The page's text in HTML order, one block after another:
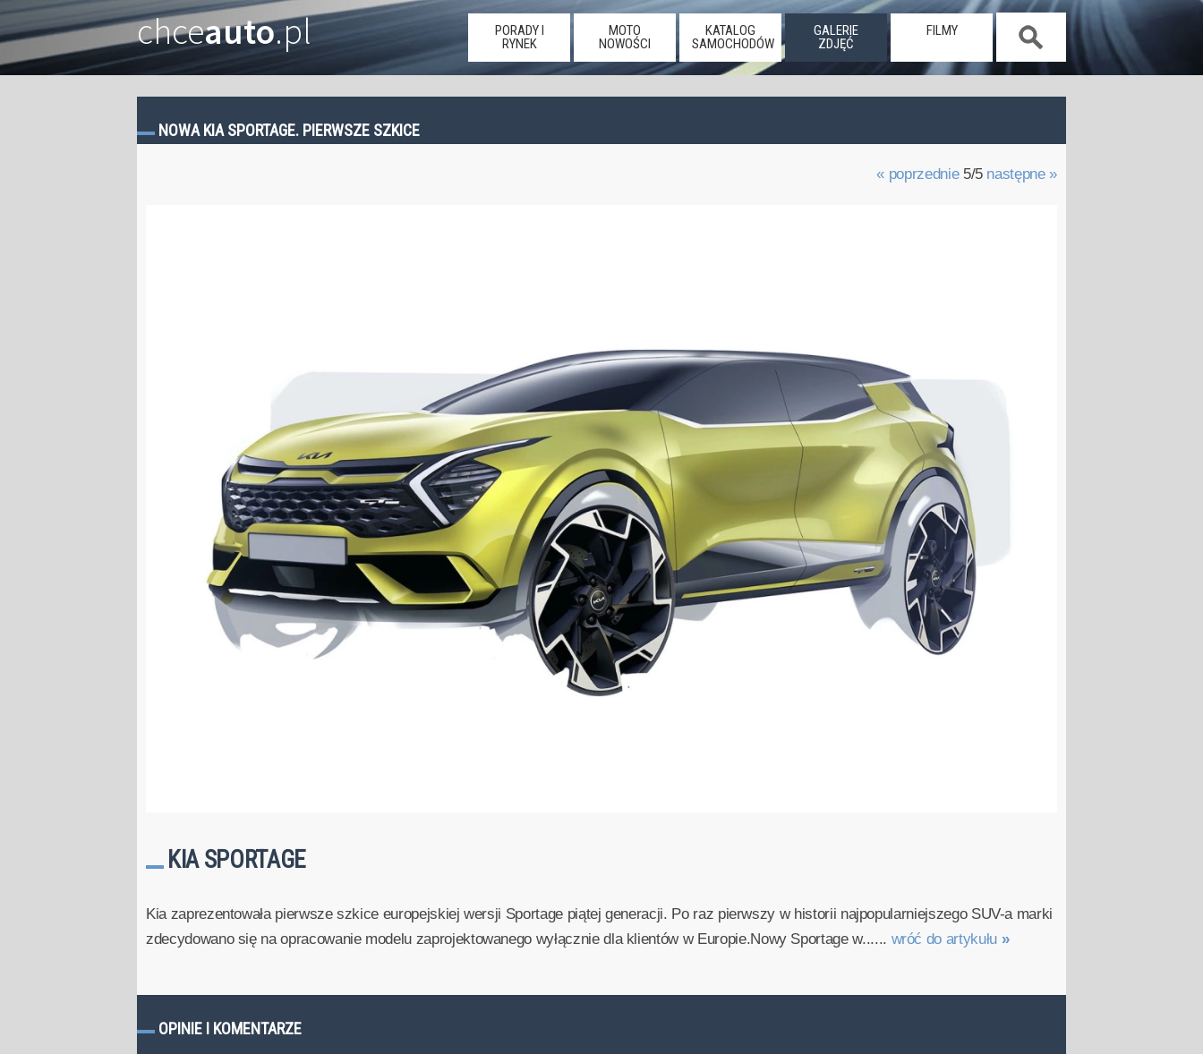
chceauto.pl
PORADY I
RYNEK
MOTO
NOWOŚCI
KATALOG
SAMOCHODÓW
GALERIE
ZDJĘĆ
FILMY
NOWA KIA SPORTAGE. PIERWSZE SZKICE
« poprzednie5/5 następne »
KIA SPORTAGE
Kia zaprezentowała pierwsze szkice europejskiej wersji Sportage piątej generacji. Po raz pierwszy w historii najpopularniejszego SUV-a marki
zdecydowano się na opracowanie modelu zaprojektowanego wyłącznie dla klientów w Europie.Nowy Sportage w...... wróć do artykułu »
OPINIE I KOMENTARZE